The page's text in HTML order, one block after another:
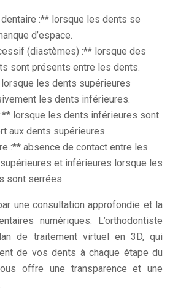
:** lorsque les dents se
d’espace.
(diastèmes) :** lorsque des
sont présents entre les dents.
les dents supérieures
les dents inférieures.
lorsque les dents inférieures sont
aux dents supérieures.
:** absence de contact entre les
et inférieures lorsque les
sont serrées.
une consultation approfondie et la
numériques. L’orthodontiste
de traitement virtuel en 3D, qui
de vos dents à chaque étape du
offre une transparence et une